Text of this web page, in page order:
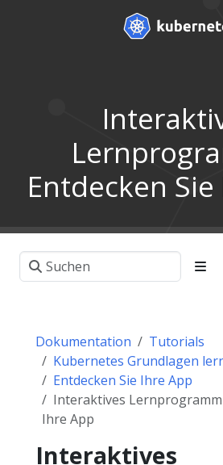
Entdecken
Dokumentation
Tutorials
Kubernetes Grundlagen
Entdecken Sie Ihre App
Interaktives Lernprogramm
Ihre App
Interaktives